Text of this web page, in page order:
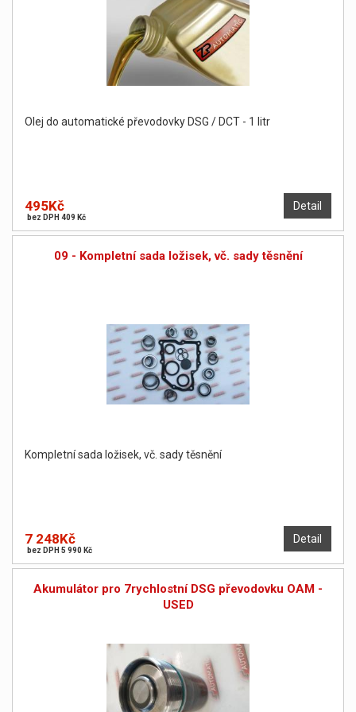
Olej do automatické převodovky DSG / DCT - 1 litr
Detail
495Kč
bez DPH 409 Kč
09 - Kompletní sada ložisek, vč. sady těsnění
Kompletní sada ložisek, vč. sady těsnění
Detail
7 248Kč
bez DPH 5 990 Kč
Akumulátor pro 7rychlostní DSG převodovku OAM -
USED